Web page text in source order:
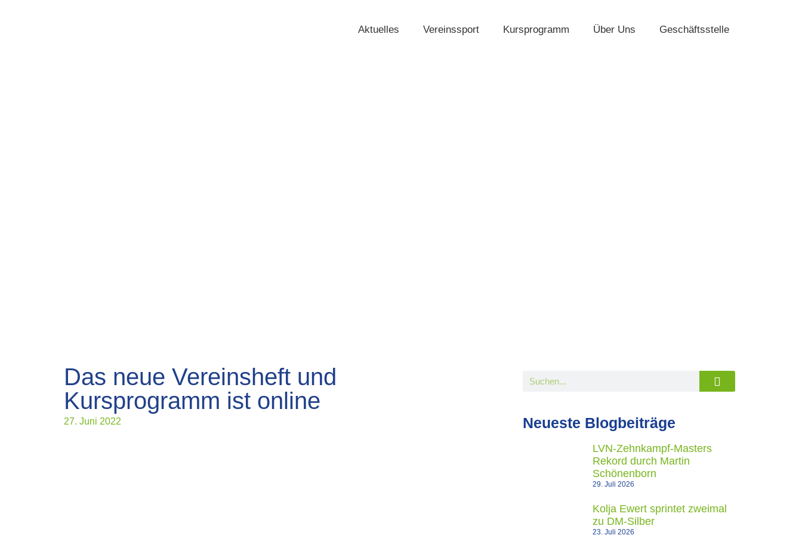
Aktuelles Vereinssport Kursprogramm Über Uns Geschäftsstelle
Das neue Vereinsheft und
Kursprogramm ist online
27. Juni 2022 Neueste Blogbeiträge
LVN-Zehnkampf-Masters
Rekord durch Martin
Schönenborn
29. Juli 2026
Kolja Ewert sprintet zweimal
zu DM-Silber
23. Juli 2026